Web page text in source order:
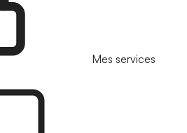
Mes services